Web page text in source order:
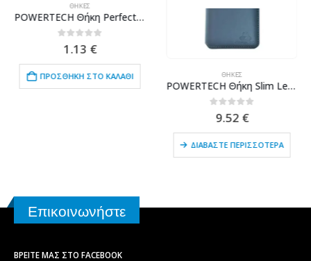
ΘΉΚΕΣ
POWERTECH Θήκη Perfect Clear 1mm MOB-1347 για Samsung Note 10, διάφανη
out of 5
1.13 €
ΠΡΟΣΘΉΚΗ ΣΤΟ ΚΑΛΆΘΙ ΘΉΚΕΣ
POWERTECH Θήκη Slim Leather για Samsung S9, γκρι
out of 5
9.52 €
ΔΙΑΒΆΣΤΕ ΠΕΡΙΣΣΌΤΕΡΑ
Επικοινωνήστε
ΒΡΕΊΤΕ ΜΑΣ ΣΤΟ FACEBOOK